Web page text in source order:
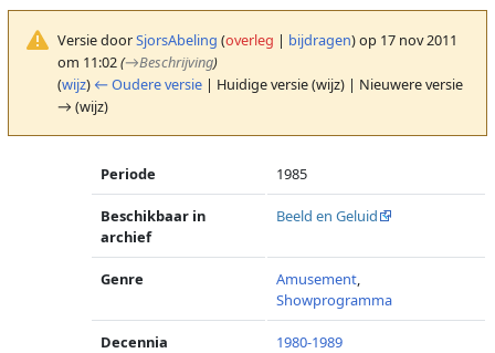
Versie doorSjorsAbeling (overleg | bijdragen)op 17 nov 2011
om 11:02(→Beschrijving)
(wijz) ← Oudere versie| Huidige versie (wijz) | Nieuwere versie
→ (wijz)
Periode 1985
Beschikbaar in
archief
Beeld en Geluid
Genre Amusement,
Showprogramma
Decennia 1980-1989